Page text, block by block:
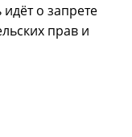
о запрете
прав и